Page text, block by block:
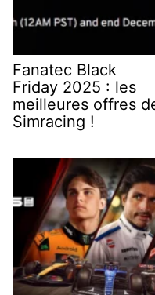
Fanatec Black
Friday 2025 : les
meilleures offres
Simracing !